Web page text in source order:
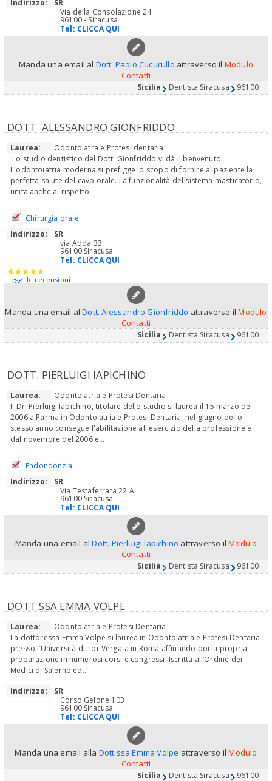
Indirizzo: SR:
Via della Consolazione 24
96100 - Siracusa
Tel: CLICCA QUI
Manda una email al Dott. Paolo Cucurullo attraverso il Modulo
Contatti
Sicilia Dentista Siracusa 96100
DOTT. ALESSANDRO GIONFRIDDO
Laurea:
Odontoiatra e Protesi dentaria
Lo studio dentistico del Dott. Gionfriddo vi dà il benvenuto.
L'odontoiatria moderna si prefigge lo scopo di fornire al paziente la
perfetta salute del cavo orale. La funzionalità del sistema masticatorio,
unita anche al rispetto...
Chirurgia orale
Indirizzo:
SR:
via Adda 33
96100 Siracusa
Tel: CLICCA QUI
Leggi le recensioni
Manda una email alDott. Alessandro Gionfriddo attraverso ilModulo
Contatti
Sicilia Dentista Siracusa 96100
DOTT. PIERLUIGI IAPICHINO
Laurea:
Odontoiatria e Protesi Dentaria
Il Dr. Pierluigi Iapichino, titolare dello studio si laurea il 15 marzo del
2006 a Parma in Odontoiatria e Protesi Dentaria, nel giugno dello
stesso anno consegue l'abilitazione all'esercizio della professione e
dal novembre del 2006 è...
Endondonzia
Indirizzo:
SR:
Via Testaferrata 22 A
96100 Siracusa
Tel: CLICCA QUI
Manda una email alDott. Pierluigi Iapichino attraverso ilModulo
Contatti
Sicilia Dentista Siracusa 96100
DOTT.SSA EMMA VOLPE
Laurea:
Odontoiatria e Protesi Dentaria
La dottoressa Emma Volpe si laurea in Odontoiatria e Protesi Dentaria
presso l’Università di Tor Vergata in Roma affinando poi la propria
preparazione in numerosi corsi e congressi. Iscritta all’Ordine dei
Medici di Salerno ed...
Indirizzo:
SR:
Corso Gelone 103
96100 Siracusa
Tel: CLICCA QUI
Manda una email alla Dott.ssa Emma Volpe attraverso ilModulo
Contatti
Sicilia Dentista Siracusa 96100